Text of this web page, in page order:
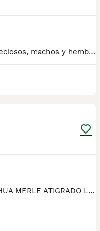
PRECIOSISIMOS !!! chihuahuas preciosos, machos y hembras disponibles , se entregan con todo al dia respecto a documentación y condiciones sanitarias , tanto así que hacemos entregas totalmente personalizadas y sin un euro por adelantado , obtenerse personas no aptas para tener perros , solo personas responsables. hacemos entregas a toda ESPAÑA . mas info 670864332
PRECIOSO MACHITO DE CHIHUAHUA MERLE ATIGRADO LISTO PARA ENTREGA , NO DUDES EN LLAMARNOS PRECIO ECONOMICO